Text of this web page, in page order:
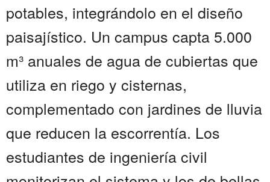
potables, integrándolo en el diseño
paisajístico. Un campus capta 5.000
m³ anuales de agua de cubiertas que
utiliza en riego y cisternas,
complementado con jardines de lluvia
que reducen la escorrentía. Los
estudiantes de ingeniería civil